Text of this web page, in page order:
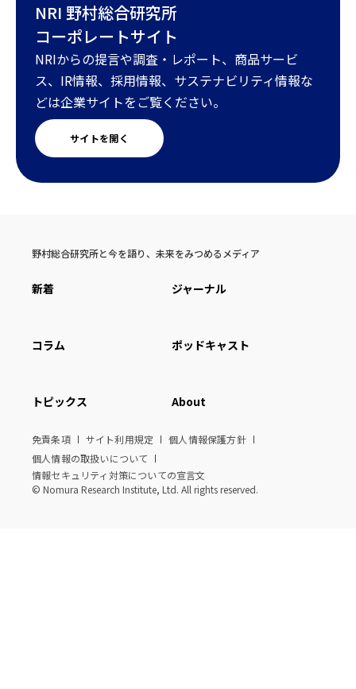
NRI 野村総合研究所
コーポレートサイト
NRIからの提言や調査・レポート、商品サービ
ス、IR情報、採用情報、サステナビリティ情報な
どは企業サイトをご覧ください。
サイトを開く
野村総合研究所と今を語り、未来をみつめるメディア
新着 ジャーナル
コラム ポッドキャスト
トピックス About
免責条項 サイト利用規定
個人情報保護方針
個人情報の取扱いについて
情報セキュリティ対策についての宣言文
© Nomura Research Institute, Ltd. All rights reserved.